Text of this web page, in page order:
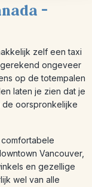
–
zelf een taxi
ongeveer
op de totempalen
laten je zien dat je
de oorspronkelijke
Vancouver,
en gezellige
wel van alle